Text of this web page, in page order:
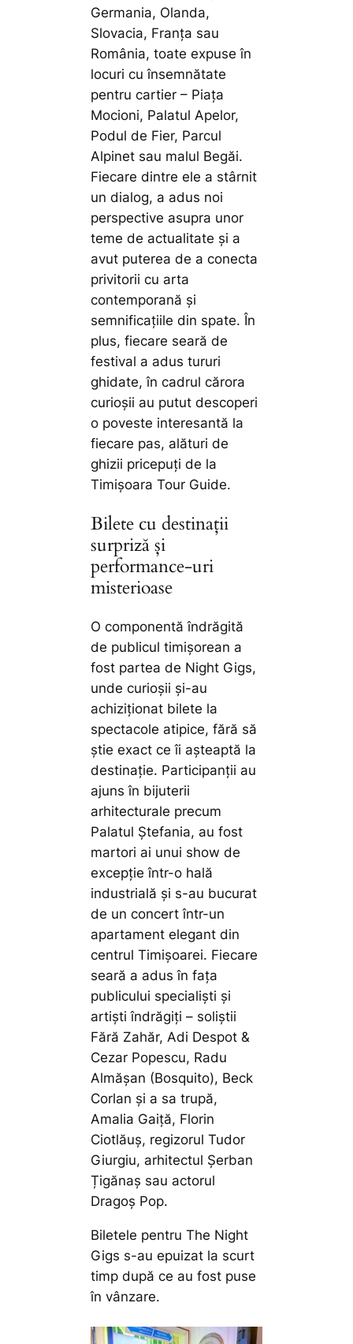
Germania, Olanda,
Slovacia, Franța sau
România, toate expuse în
locuri cu însemnătate
pentru cartier – Piața
Mocioni, Palatul Apelor,
Podul de Fier, Parcul
Alpinet sau malul Begăi.
Fiecare dintre ele a stârnit
un dialog, a adus noi
perspective asupra unor
teme de actualitate și a
avut puterea de a conecta
privitorii cu arta
contemporană și
semnificațiile din spate. În
plus, fiecare seară de
festival a adus tururi
ghidate, în cadrul cărora
curioșii au putut descoperi
o poveste interesantă la
fiecare pas, alături de
ghizii pricepuți de la
Timișoara Tour Guide.
Bilete cu destinații
surpriză și
performance-uri
misterioase
O componentă îndrăgită
de publicul timișorean a
fost partea de Night Gigs,
unde curioșii și-au
achiziționat bilete la
spectacole atipice, fără să
știe exact ce îi așteaptă la
destinație. Participanții au
ajuns în bijuterii
arhitecturale precum
Palatul Ștefania, au fost
martori ai unui show de
excepție într-o hală
industrială și s-au bucurat
de un concert într-un
apartament elegant din
centrul Timișoarei. Fiecare
seară a adus în fața
publicului specialiști și
artiști îndrăgiți – soliștii
Fără Zahăr, Adi Despot &
Cezar Popescu, Radu
Almășan (Bosquito), Beck
Corlan și a sa trupă,
Amalia Gaiță, Florin
Ciotlăuș, regizorul Tudor
Giurgiu, arhitectul Șerban
Țigănaș sau actorul
Dragoș Pop.
Biletele pentru The Night
Gigs s-au epuizat la scurt
timp după ce au fost puse
în vânzare.